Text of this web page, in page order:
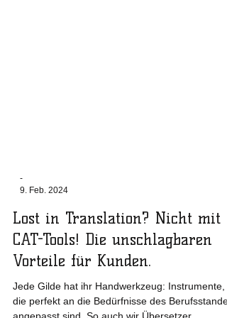
9. Feb. 2024
Lost in Translation? Nicht mit
CAT-Tools! Die unschlagbaren
Vorteile für Kunden.
Jede Gilde hat ihr Handwerkzeug: Instrumente,